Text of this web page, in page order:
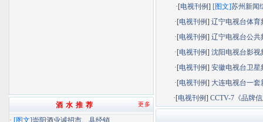
·[电视刊例] [图文]苏州新闻
·[电视刊例]辽宁电视台体育
·[电视刊例]辽宁电视台公共
·[电视刊例]沈阳电视台影视
·[电视刊例]安徽电视台卫星
·[电视刊例] 大连电视台一套
·[电视刊例] CCTV-7《品牌
更多
酒 水 推 荐
· [图文]崇阳酒业诚招市、县经销